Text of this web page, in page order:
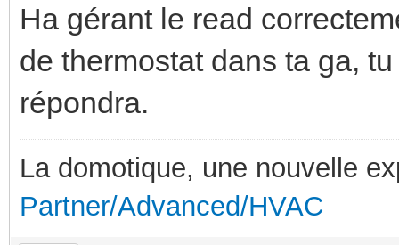
Ha gérant le read
de thermostat dans ta ga,
répondra.
La domotique, une nouvelle
Partner/Advanced/HVAC